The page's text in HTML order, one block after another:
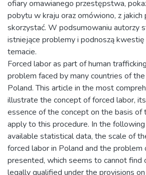
ofiary omawianego przestępstwa,
pobytu w kraju oraz omówiono, z jakich
skorzystać. W podsumowaniu autorzy
istniejące problemy i podnoszą
temacie.
Forced labor as part of human
problem faced by many countries of
Poland. This article in the most
illustrate the concept of forced labor,
essence of the concept on the basis
apply to this procedure. In the
available statistical data, the scale of
forced labor in Poland and the problem
presented, which seems to cannot find
legally qualified under the provisions